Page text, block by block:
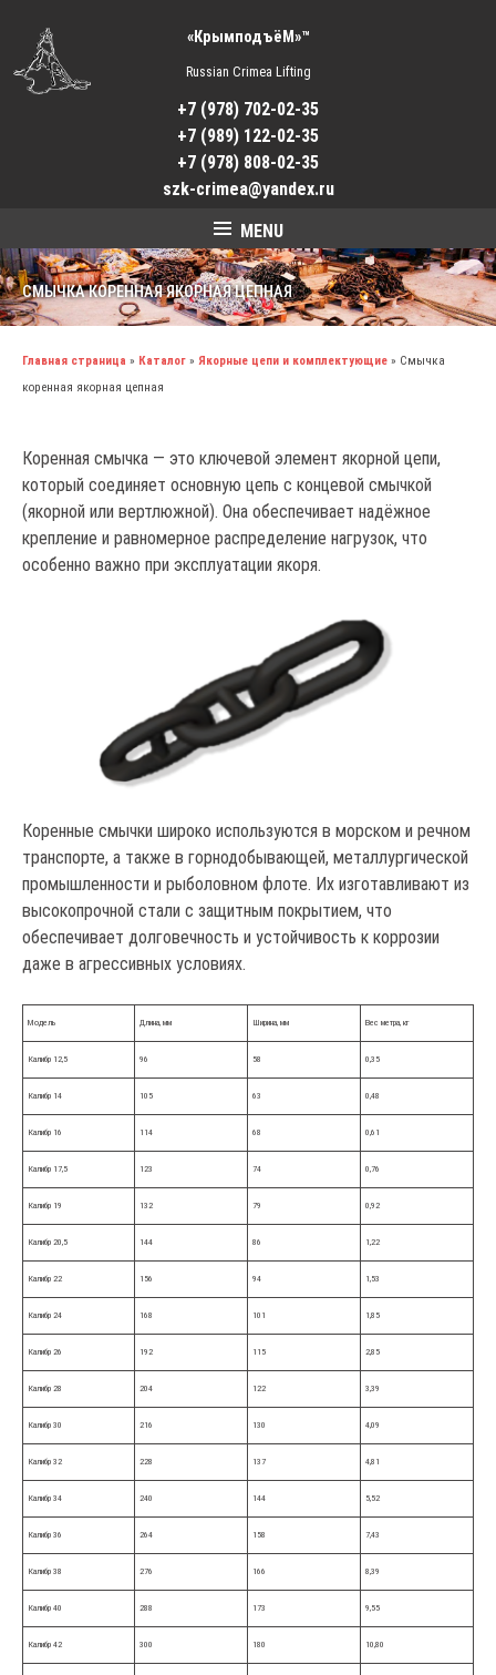
«КрымподъёМ»™
Russian Crimea Lifting
+7 (978) 702-02-35
+7 (989) 122-02-35
+7 (978) 808-02-35
szk-crimea@yandex.ru
MENU
СМЫЧКА КОРЕННАЯ ЯКОРНАЯ ЦЕПНАЯ
Главная страница » Каталог » Якорные цепи и комплектующие » Смычка
коренная якорная цепная
Коренная смычка — это ключевой элемент якорной цепи,
который соединяет основную цепь с концевой смычкой
(якорной или вертлюжной). Она обеспечивает надёжное
крепление и равномерное распределение нагрузок, что
особенно важно при эксплуатации якоря.
Коренные смычки широко используются в морском и речном
транспорте, а также в горнодобывающей, металлургической
промышленности и рыболовном флоте. Их изготавливают из
высокопрочной стали с защитным покрытием, что
обеспечивает долговечность и устойчивость к коррозии
даже в агрессивных условиях.
Модель Длина, мм Ширина, мм Вес метра, кг
Калибр 12,5 96 58 0,35
Калибр 14 105 63 0,48
Калибр 16 114 68 0,61
Калибр 17,5 123 74 0,76
Калибр 19 132 79 0,92
Калибр 20,5 144 86 1,22
Калибр 22 156 94 1,53
Калибр 24 168 101 1,85
Калибр 26 192 115 2,85
Калибр 28 204 122 3,39
Калибр 30 216 130 4,09
Калибр 32 228 137 4,81
Калибр 34 240 144 5,52
Калибр 36 264 158 7,43
Калибр 38 276 166 8,39
Калибр 40 288 173 9,55
Калибр 42 300 180 10,80